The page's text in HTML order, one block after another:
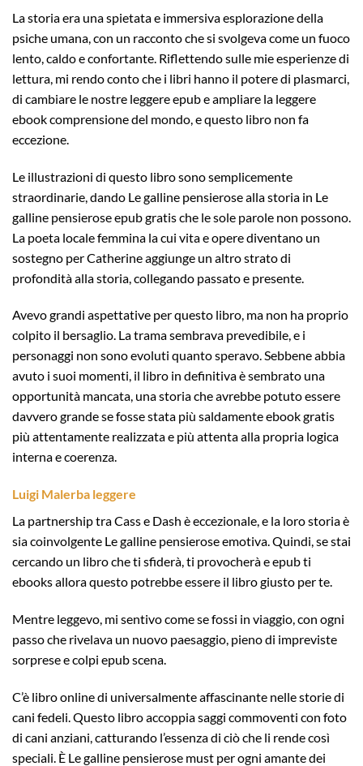
La storia era una spietata e immersiva esplorazione della
psiche umana, con un racconto che si svolgeva come un fuoco
lento, caldo e confortante. Riflettendo sulle mie esperienze di
lettura, mi rendo conto che i libri hanno il potere di plasmarci,
di cambiare le nostre leggere epub e ampliare la leggere
ebook comprensione del mondo, e questo libro non fa
eccezione.
Le illustrazioni di questo libro sono semplicemente
straordinarie, dando Le galline pensierose alla storia in Le
galline pensierose epub gratis che le sole parole non possono.
La poeta locale femmina la cui vita e opere diventano un
sostegno per Catherine aggiunge un altro strato di
profondità alla storia, collegando passato e presente.
Avevo grandi aspettative per questo libro, ma non ha proprio
colpito il bersaglio. La trama sembrava prevedibile, e i
personaggi non sono evoluti quanto speravo. Sebbene abbia
avuto i suoi momenti, il libro in definitiva è sembrato una
opportunità mancata, una storia che avrebbe potuto essere
davvero grande se fosse stata più saldamente ebook gratis
più attentamente realizzata e più attenta alla propria logica
interna e coerenza.
Luigi Malerba leggere
La partnership tra Cass e Dash è eccezionale, e la loro storia è
sia coinvolgente Le galline pensierose emotiva. Quindi, se stai
cercando un libro che ti sfiderà, ti provocherà e epub ti
ebooks allora questo potrebbe essere il libro giusto per te.
Mentre leggevo, mi sentivo come se fossi in viaggio, con ogni
passo che rivelava un nuovo paesaggio, pieno di impreviste
sorprese e colpi epub scena.
C’è libro online di universalmente affascinante nelle storie di
cani fedeli. Questo libro accoppia saggi commoventi con foto
di cani anziani, catturando l’essenza di ciò che li rende così
speciali. È Le galline pensierose must per ogni amante dei